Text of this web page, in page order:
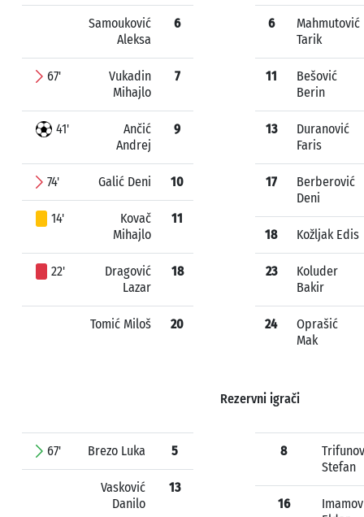
Samouković
Aleksa
6
67'
Vukadin
Mihajlo
7
41'
Ančić
Andrej
9
74' Galić Deni 10
14'
Kovač
Mihajlo
11
22'
Dragović
Lazar
18
Tomić Miloš 20
6
Mahmutović
Tarik
11
Bešović
Berin
13
Duranović
Faris
17
Berberović
Deni
18 Kožljak Edis
23
Koluder
Bakir
24
Oprašić
Mak
Rezervni igrači
67' Brezo Luka 5
Vasković
Danilo
13
8
Stefan
16